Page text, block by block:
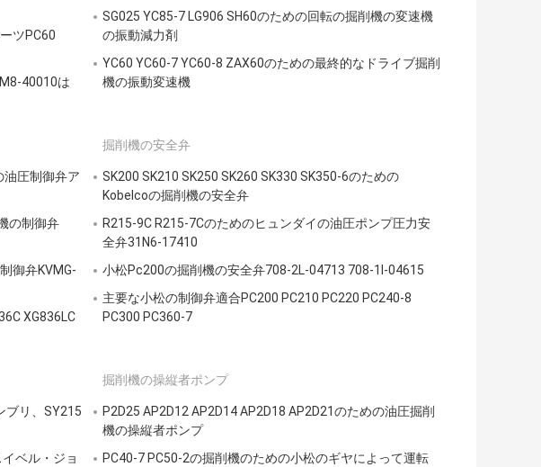
ツPC60
40010は
SG025 YC85-7 LG906 SH60のための回転の掘削機の変速機
の振動減力剤
YC60 YC60-7 YC60-8 ZAX60のための最終的なドライブ掘削
機の振動変速機
油圧制御弁ア
の制御弁
御弁KVMG-
XG836LC
掘削機の安全弁
SK200 SK210 SK250 SK260 SK330 SK350-6のための
Kobelcoの掘削機の安全弁
R215-9C R215-7Cのためのヒュンダイの油圧ポンプ圧力安
全弁31N6-17410
小松Pc200の掘削機の安全弁708-2L-04713 708-1l-04615
主要な小松の制御弁適合PC200 PC210 PC220 PC240-8
PC300 PC360-7
ブリ、SY215
ベル・ジョ
掘削機の操縦者ポンプ
P2D25 AP2D12 AP2D14 AP2D18 AP2D21のための油圧掘削
機の操縦者ポンプ
PC40-7 PC50-2の掘削機のための小松のギヤによって運転